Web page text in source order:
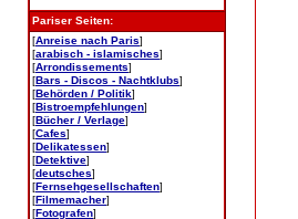
Pariser Seiten:
[Anreise nach Paris]
[arabisch - islamisches]
[Arrondissements]
[Bars - Discos - Nachtklubs]
[Behörden / Politik]
[Bistroempfehlungen]
[Bücher / Verlage]
[Cafes]
[Delikatessen]
[Detektive]
[deutsches]
[Fernsehgesellschaften]
[Filmemacher]
[Fotografen]